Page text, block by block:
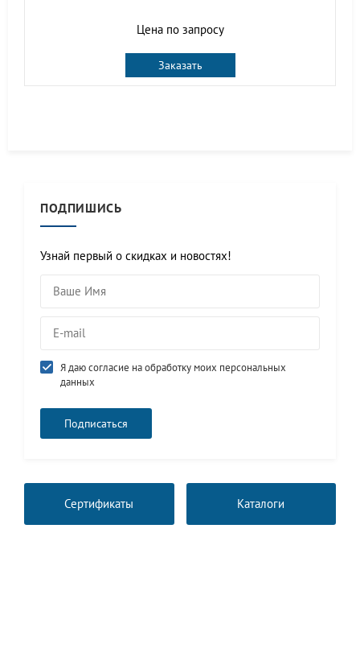
ПОДПИШИСЬ
Узнай первый о скидках и новостях!
Я даю согласие на обработку моих персональных
данных
Сертификаты Каталоги
Цена по запросу
Заказать